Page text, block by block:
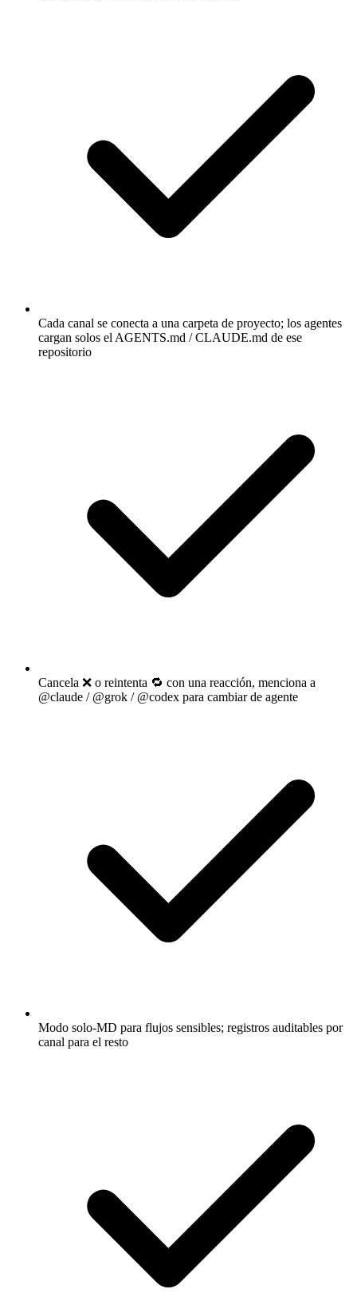
Cada canal se conecta a una carpeta de proyecto; los agentes
cargan solos el AGENTS.md / CLAUDE.md de ese
repositorio
Cancela ❌ o reintenta 🔁 con una reacción, menciona a
@claude / @grok / @codex para cambiar de agente
Modo solo-MD para flujos sensibles; registros auditables por
canal para el resto